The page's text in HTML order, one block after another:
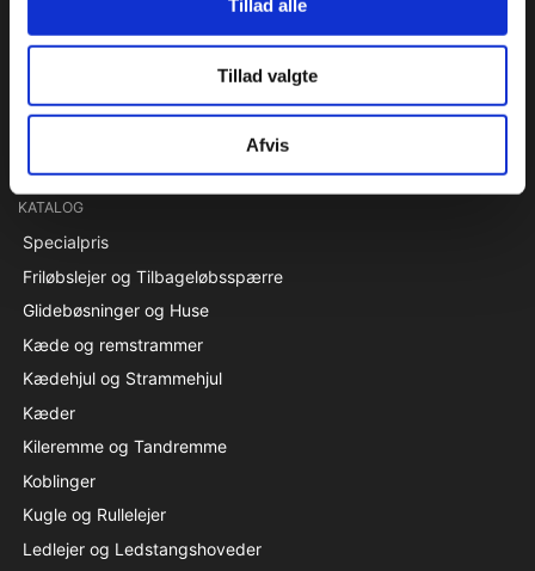
Tillad alle
Tillad valgte
Afvis
Papegøjevej 7, 6270 Tønder
Syd 74782515 / Nord 96860685
pti@pti.dk
CVR 27216129
KATALOG
Specialpris
Friløbslejer og Tilbageløbsspærre
Glidebøsninger og Huse
Kæde og remstrammer
Kædehjul og Strammehjul
Kæder
Kileremme og Tandremme
Koblinger
Kugle og Rullelejer
Ledlejer og Ledstangshoveder